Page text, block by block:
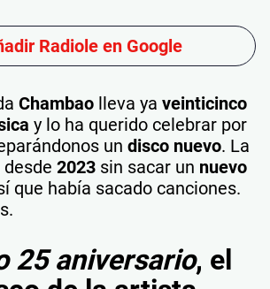
Radiole en Google
Chambao lleva ya veinticinco
y lo ha querido celebrar por
un disco nuevo. La
2023 sin sacar un nuevo
que había sacado canciones.
25 aniversario, el